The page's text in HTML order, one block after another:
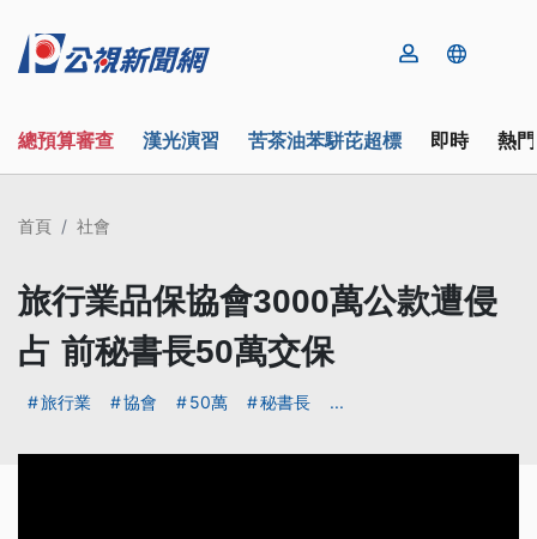
總預算審查 漢光演習 苦茶油苯駢芘超標 即時 熱
首頁 社會
旅行業品保協會3000萬公款遭侵
占 前秘書長50萬交保
旅行業 協會 50萬 秘書長 ...